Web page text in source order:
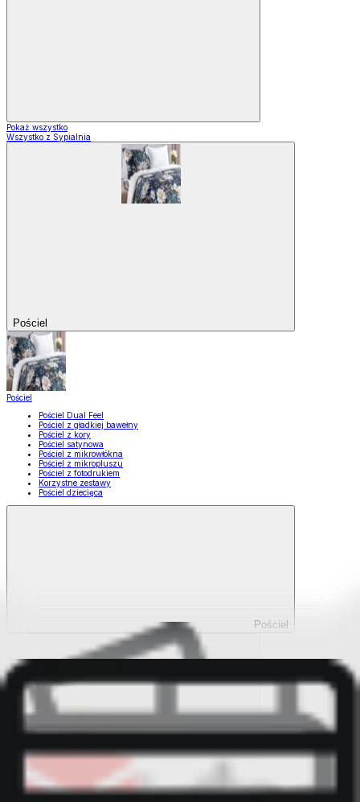
Pokaż wszystko
Wszystko z Sypialnia
Pościel
Pościel
Pościel Dual Feel
Pościel z gładkiej bawełny
Pościel z kory
Pościel satynowa
Pościel z mikrowłókna
Pościel z mikropluszu
Pościel z fotodrukiem
Korzystne zestawy
Pościel dziecięca
Pościel